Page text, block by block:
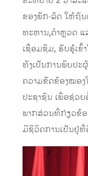
ຂອງພັກ-ລັດ ໃຫ້ຖັ
ທະຫານ,ຕຳຫຼວດ
ເຊື່ອມຊຶມ, ຮັບຮູ້ເຂົ້
ທັງເປັນການພົບປະ
ຄວາມຂັດຂ້ອງໝອ
ປະຊາຊົນ ເພື່ອຊ່ວ
ພາກສ່ວນທີ່ກ່ຽວຂ້
ມີຊີວິດການເປັນຢູ່